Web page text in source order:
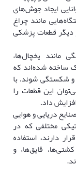
ایجاد جوش‌های
مانند چراغ
قطعات پزشکی
مانند یخچال‌ها،
ساخته شده‌اند که
شکستگی شوند. با
این قطعات را
داد.
دریایی و هوایی
مختلفی که در
دارند، استفاده
قایق‌ها، و